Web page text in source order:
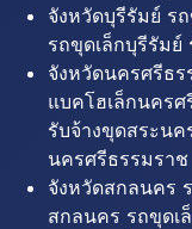
จังหวัดบุรีรัมย์ ร
รถขุดเล็กบุรีรัมย์
จังหวัดนครศรีธ
แบคโฮเล็กนคร
รับจ้างขุดสระน
นครศรีธรรมราช
จังหวัดสกลนคร
สกลนคร รถขุดเ